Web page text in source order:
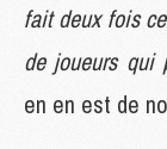
fait deux fois
de joueurs qui
en en est de